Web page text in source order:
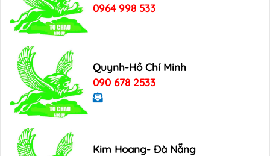
0964 998 533
Quynh-Hồ Chí Minh
090 678 2533
Kim Hoang- Đà Nẵng